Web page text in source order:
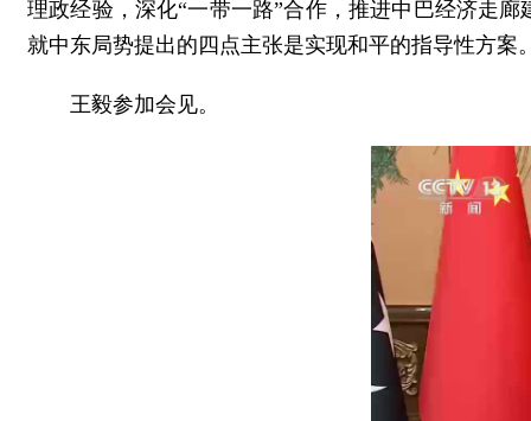
理政经验，深化“一带一路”合作，推进中巴经济走
就中东局势提出的四点主张是实现和平的指导性方
王毅参加会见。